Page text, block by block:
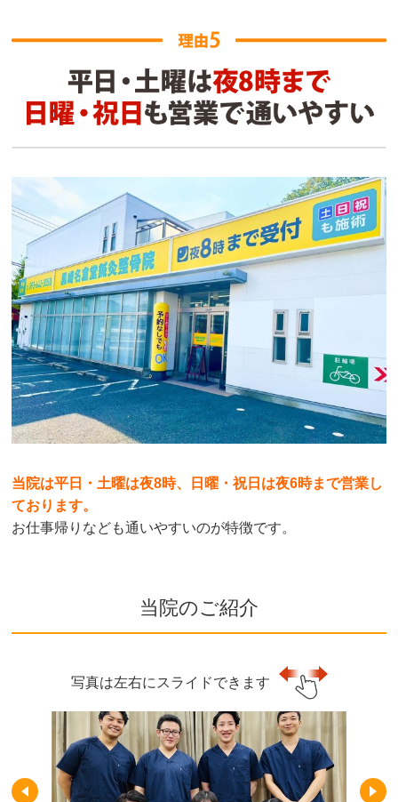
当院は平日・土曜は夜8時、日曜・祝日は夜6時まで営業し
ております。
お仕事帰りなども通いやすいのが特徴です。
当院のご紹介
写真は左右にスライドできます